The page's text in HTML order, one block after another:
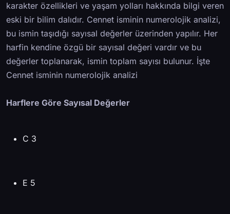
karakter özellikleri ve yaşam yolları hakkında bilgi veren
eski bir bilim dalıdır. Cennet isminin numerolojik analizi,
bu ismin taşıdığı sayısal değerler üzerinden yapılır. Her
harfin kendine özgü bir sayısal değeri vardır ve bu
değerler toplanarak, ismin toplam sayısı bulunur. İşte
Cennet isminin numerolojik analizi
Harflere Göre Sayısal Değerler
C 3
E 5